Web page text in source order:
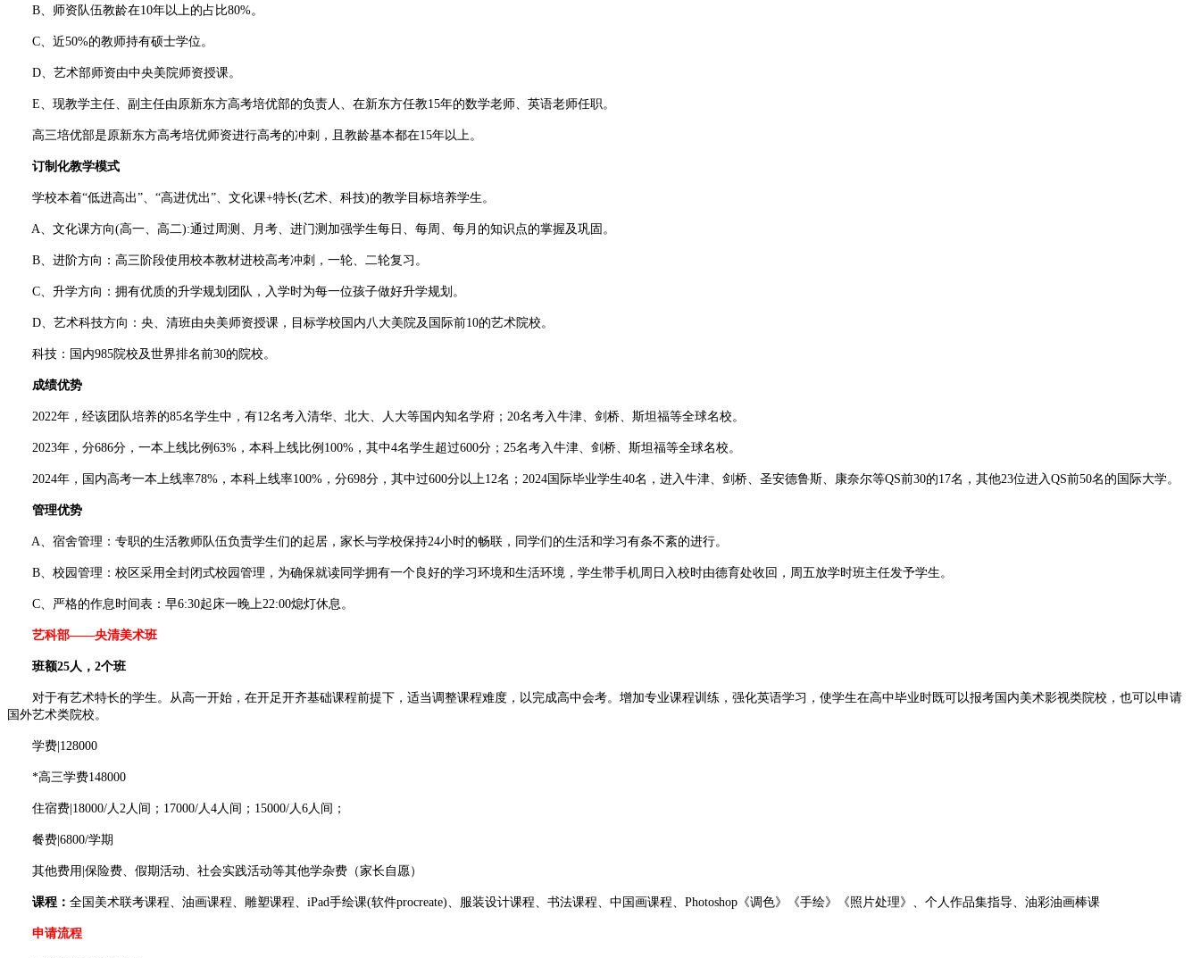
B、师资队伍教龄在10年以上的占比80%。
C、近50%的教师持有硕士学位。
D、艺术部师资由中央美院师资授课。
E、现教学主任、副主任由原新东方高考培优部的负责人、在新东方任教15年的数学老师、英语老师任职。
高三培优部是原新东方高考培优师资进行高考的冲刺，且教龄基本都在15年以上。
订制化教学模式
学校本着“低进高出”、“高进优出”、文化课+特长(艺术、科技)的教学目标培养学生。
A、文化课方向(高一、高二):通过周测、月考、进门测加强学生每日、每周、每月的知识点的掌握及巩固。
B、进阶方向：高三阶段使用校本教材进校高考冲刺，一轮、二轮复习。
C、升学方向：拥有优质的升学规划团队，入学时为每一位孩子做好升学规划。
D、艺术科技方向：央、清班由央美师资授课，目标学校国内八大美院及国际前10的艺术院校。
科技：国内985院校及世界排名前30的院校。
成绩优势
2022年，经该团队培养的85名学生中，有12名考入清华、北大、人大等国内知名学府；20名考入牛津、剑桥、斯坦福等全球名校。
2023年，分686分，一本上线比例63%，本科上线比例100%，其中4名学生超过600分；25名考入牛津、剑桥、斯坦福等全球名校。
2024年，国内高考一本上线率78%，本科上线率100%，分698分，其中过600分以上12名；2024国际毕业学生40名，进入牛津、剑桥、圣安德鲁斯、康奈尔等QS前30的17名，其他23位进入QS前50名的国际大学。
管理优势
A、宿舍管理：专职的生活教师队伍负责学生们的起居，家长与学校保持24小时的畅联，同学们的生活和学习有条不紊的进行。
B、校园管理：校区采用全封闭式校园管理，为确保就读同学拥有一个良好的学习环境和生活环境，学生带手机周日入校时由德育处收回，周五放学时班主任发予学生。
C、严格的作息时间表：早6:30起床一晚上22:00熄灯休息。
艺科部——央清美术班
班额25人，2个班
对于有艺术特长的学生。从高一开始，在开足开齐基础课程前提下，适当调整课程难度，以完成高中会考。增加专业课程训练，强化英语学习，使学生在高中毕业时既可以报考国内美术影视类院校，也可以申请
国外艺术类院校。
学费|128000
*高三学费148000
住宿费|18000/人2人间；17000/人4人间；15000/人6人间；
餐费|6800/学期
其他费用|保险费、假期活动、社会实践活动等其他学杂费（家长自愿）
课程： 全国美术联考课程、油画课程、雕塑课程、iPad手绘课(软件procreate)、服装设计课程、书法课程、中国画课程、Photoshop《调色》《手绘》《照片处理》、个人作品集指导、油彩油画棒课
申请流程